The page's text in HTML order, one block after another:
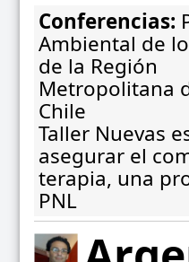
Conferencias:
Ambiental de
de la Región
Metropolitana
Chile
Taller Nuevas
asegurar el
terapia, una
PNL